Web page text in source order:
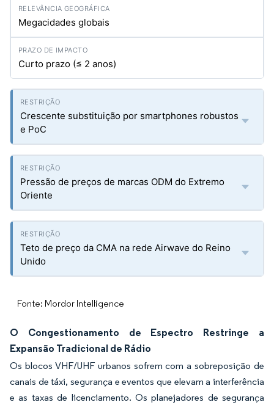
Megacidades globais
Curto prazo (≤ 2 anos)
Crescente substituição por smartphones robustos
e PoC
Pressão de preços de marcas ODM do Extremo
Oriente
Teto de preço da CMA na rede Airwave do Reino
Unido
Fonte: Mordor Intelligence
O Congestionamento de Espectro Restringe a
Expansão Tradicional de Rádio
Os blocos VHF/UHF urbanos sofrem com a sobreposição de
canais de táxi, segurança e eventos que elevam a interferência
e as taxas de licenciamento. Os planejadores de segurança